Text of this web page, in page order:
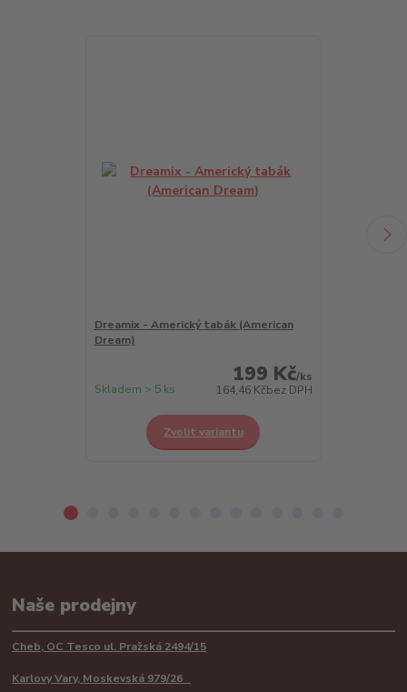
Dreamix - Americký tabák (American
Dream)
199 Kč/ks
164,46 Kčbez DPH
Skladem > 5 ks
Zvolit variantu
Naše prodejny
Cheb, OC Tesco ul. Pražská 2494/15
Karlovy Vary, Moskevská 979/26